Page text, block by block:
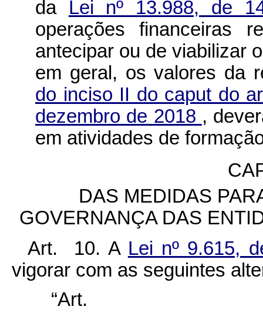
da Lei nº 13.988, de
operações financeiras
antecipar ou de viabilizar
em geral, os valores da
do inciso II do caput do
dezembro de 2018 ,
em atividades de
DAS MEDIDAS
GOVERNANÇA DAS
Art. 10. A Lei nº 9.615,
vigorar com as seguintes